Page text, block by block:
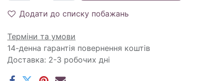
Додати до списку побажань
Терміни та умови
14-денна гарантія повернення коштів
Доставка: 2-3 робочих дні